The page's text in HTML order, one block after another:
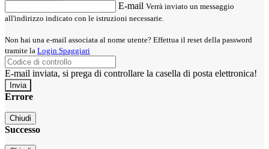
E-mail Verrà inviato un messaggio
all'indirizzo indicato con le istruzioni necessarie.
Non hai una e-mail associata al nome utente? Effettua il reset della password
tramite la Login Spaggiari
E-mail inviata, si prega di controllare la casella di posta elettronica!
Errore
Chiudi
Successo